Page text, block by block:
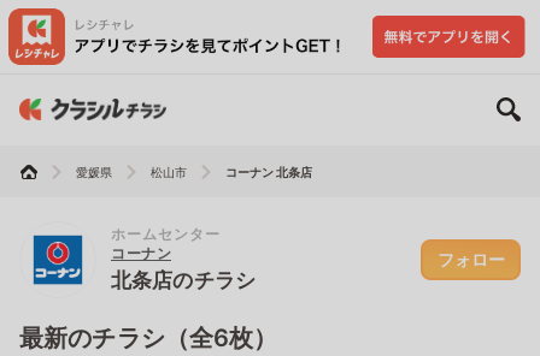
愛媛県 松山市 コーナン 北条店
ホームセンター
コーナン
北条店のチラシ
フォロー
最新のチラシ（全6枚）